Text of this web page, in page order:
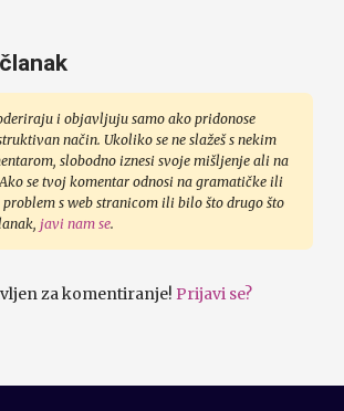
i objavljuju samo ako pridonose
način. Ukoliko se ne slažeš s nekim
slobodno iznesi svoje mišljenje ali na
se tvoj komentar odnosi na gramatičke ili
problem s web stranicom ili bilo što drugo što
javi nam se.
za komentiranje! Prijavi se?